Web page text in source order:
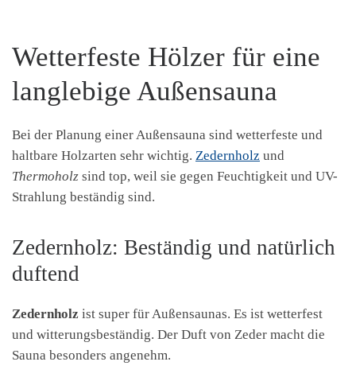
Wetterfeste Hölzer für eine
langlebige Außensauna
Bei der Planung einer Außensauna sind wetterfeste und
haltbare Holzarten sehr wichtig. Zedernholz und
Thermoholz sind top, weil sie gegen Feuchtigkeit und UV-
Strahlung beständig sind.
Zedernholz: Beständig und natürlich
duftend
Zedernholz ist super für Außensaunas. Es ist wetterfest
und witterungsbeständig. Der Duft von Zeder macht die
Sauna besonders angenehm.